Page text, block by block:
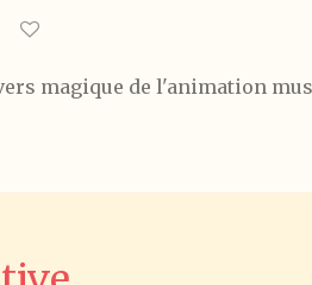
magique de l'animation